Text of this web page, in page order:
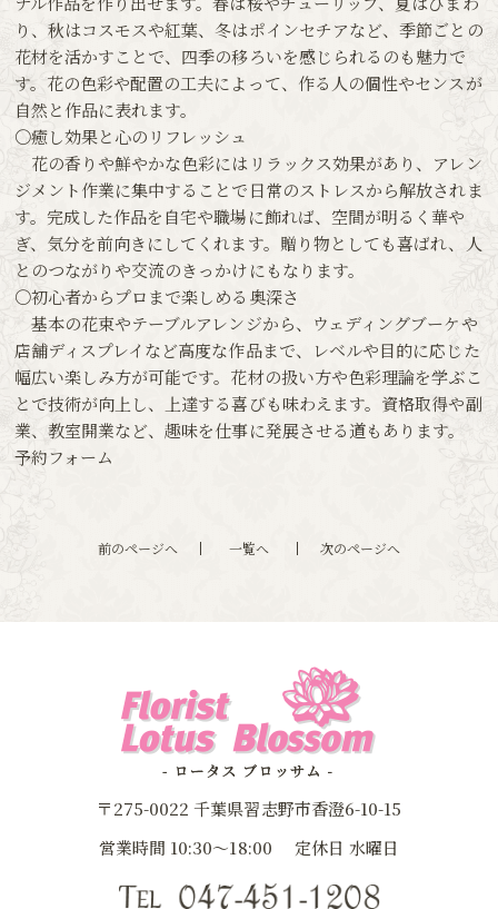
り、秋はコスモスや紅葉、冬はポインセチアなど、季節ごとの
花材を活かすことで、四季の移ろいを感じられるのも魅力で
す。花の色彩や配置の工夫によって、作る人の個性やセンスが
自然と作品に表れます。
〇癒し効果と心のリフレッシュ
花の香りや鮮やかな色彩にはリラックス効果があり、アレン
ジメント作業に集中することで日常のストレスから解放されま
す。完成した作品を自宅や職場に飾れば、空間が明るく華や
ぎ、気分を前向きにしてくれます。贈り物としても喜ばれ、人
とのつながりや交流のきっかけにもなります。
〇初心者からプロまで楽しめる奥深さ
基本の花束やテーブルアレンジから、ウェディングブーケや
店舗ディスプレイなど高度な作品まで、レベルや目的に応じた
幅広い楽しみ方が可能です。花材の扱い方や色彩理論を学ぶこ
とで技術が向上し、上達する喜びも味わえます。資格取得や副
業、教室開業など、趣味を仕事に発展させる道もあります。
予約フォーム
前のページへ 一覧へ 次のページへ
〒275-0022 千葉県習志野市香澄6-10-15
営業時間 10:30～18:00
定休日 水曜日